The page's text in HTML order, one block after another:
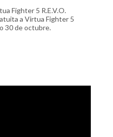
Fighter 5 R.E.V.O.
a Virtua Fighter 5
30 de octubre.